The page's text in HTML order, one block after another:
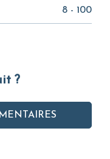
8 - 100
?